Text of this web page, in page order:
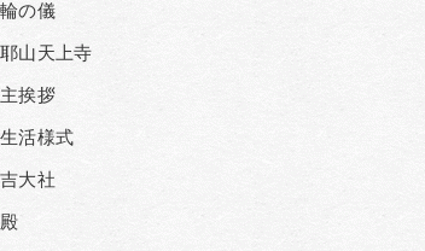
の儀
山天上寺
挨拶
活様式
大社